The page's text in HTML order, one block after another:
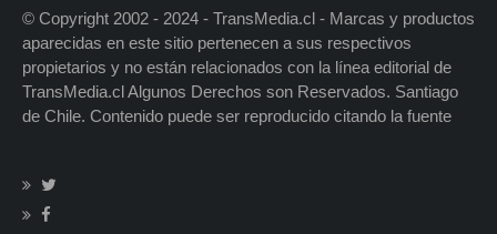
© Copyright 2002 - 2024 - TransMedia.cl - Marcas y productos
aparecidas en este sitio pertenecen a sus respectivos
propietarios y no están relacionados con la línea editorial de
TransMedia.cl Algunos Derechos son Reservados. Santiago
de Chile. Contenido puede ser reproducido citando la fuente